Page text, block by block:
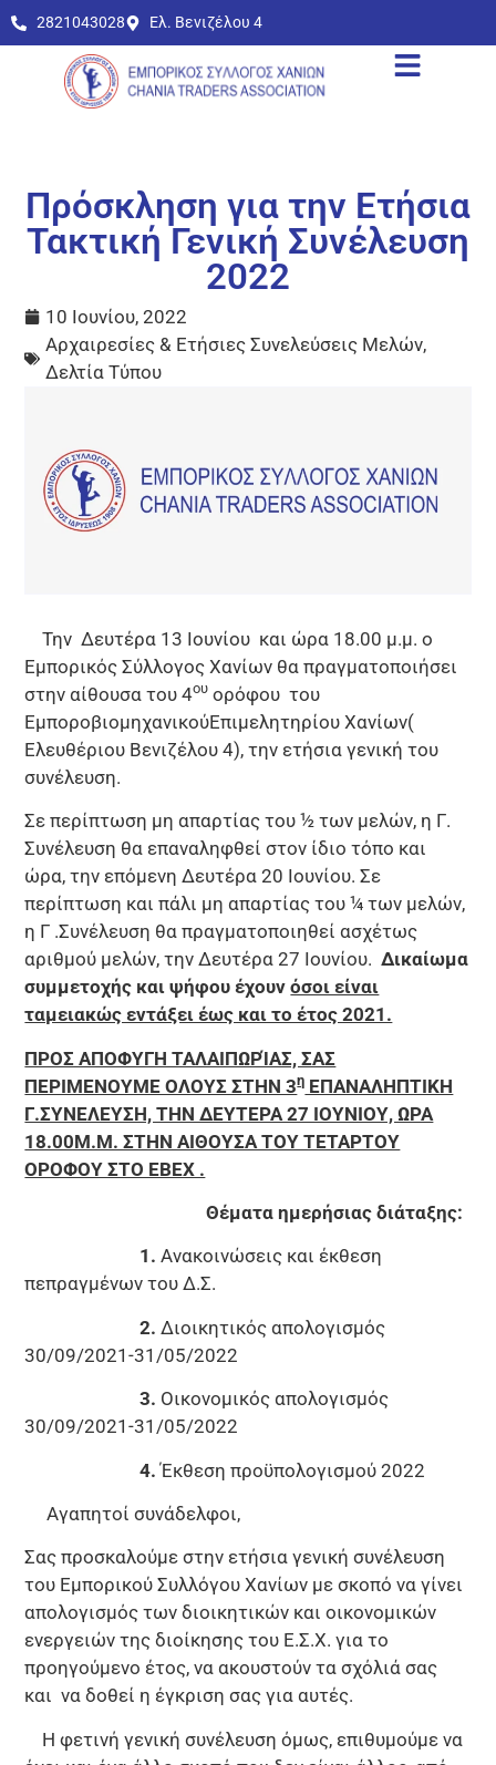
2821043028 Ελ. Βενιζέλου 4
Πρόσκληση για την Ετήσια
Τακτική Γενική Συνέλευση
2022
10 Ιουνίου, 2022
Αρχαιρεσίες & Ετήσιες Συνελεύσεις Μελών,
Δελτία Τύπου
Την Δευτέρα 13 Ιουνίου και ώρα 18.00 μ.μ. ο
Εμπορικός Σύλλογος Χανίων θα πραγματοποιήσει
στην αίθουσα του 4ου ορόφου του
ΕμποροβιομηχανικούΕπιμελητηρίου Χανίων(
Ελευθέριου Βενιζέλου 4), την ετήσια γενική του
συνέλευση.
Σε περίπτωση μη απαρτίας του ½ των μελών, η Γ.
Συνέλευση θα επαναληφθεί στον ίδιο τόπο και
ώρα, την επόμενη Δευτέρα 20 Ιουνίου. Σε
περίπτωση και πάλι μη απαρτίας του ¼ των μελών,
η Γ .Συνέλευση θα πραγματοποιηθεί ασχέτως
αριθμού μελών, την Δευτέρα 27 Ιουνίου.Δικαίωμα
συμμετοχής και ψήφου έχουνόσοι είναι
ταμειακώς εντάξει έως και το έτος 2021.
ΠΡΟΣ ΑΠΟΦΥΓΗ ΤΑΛΑΙΠΩΡΊΑΣ, ΣΑΣ
ΠΕΡΙΜΕΝΟΥΜΕ ΟΛΟΥΣ ΣΤΗΝ 3η ΕΠΑΝΑΛΗΠΤΙΚΗ
Γ.ΣΥΝΕΛΕΥΣΗ, ΤΗΝ ΔΕΥΤΕΡΑ 27 ΙΟΥΝΙΟΥ, ΩΡΑ
18.00Μ.Μ. ΣΤΗΝ ΑΙΘΟΥΣΑ ΤΟΥ ΤΕΤΑΡΤΟΥ
ΟΡΟΦΟΥ ΣΤΟ ΕΒΕΧ .
Θέματα ημερήσιας διάταξης:
1. Ανακοινώσεις και έκθεση
πεπραγμένων του Δ.Σ.
2. Διοικητικός απολογισμός
30/09/2021-31/05/2022
3. Οικονομικός απολογισμός
30/09/2021-31/05/2022
4. Έκθεση προϋπολογισμού 2022
Αγαπητοί συνάδελφοι,
Σας προσκαλούμε στην ετήσια γενική συνέλευση
του Εμπορικού Συλλόγου Χανίων με σκοπό να γίνει
απολογισμός των διοικητικών και οικονομικών
ενεργειών της διοίκησης του Ε.Σ.Χ. για το
προηγούμενο έτος, να ακουστούν τα σχόλιά σας
και να δοθεί η έγκριση σας για αυτές.
Η φετινή γενική συνέλευση όμως, επιθυμούμε να